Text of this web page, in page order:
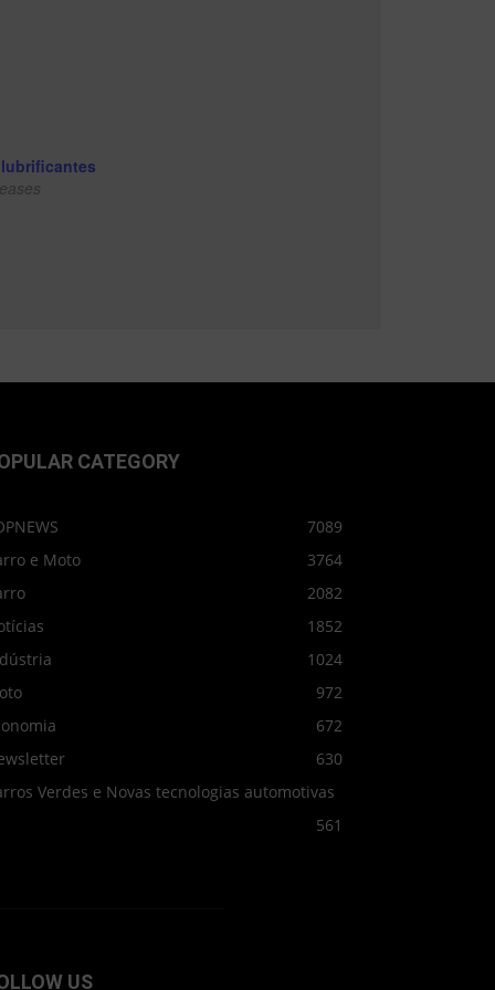
CATEGORY
7089
e Moto
3764
2082
1852
1024
972
672
630
Verdes e Novas tecnologias automotivas
561
US